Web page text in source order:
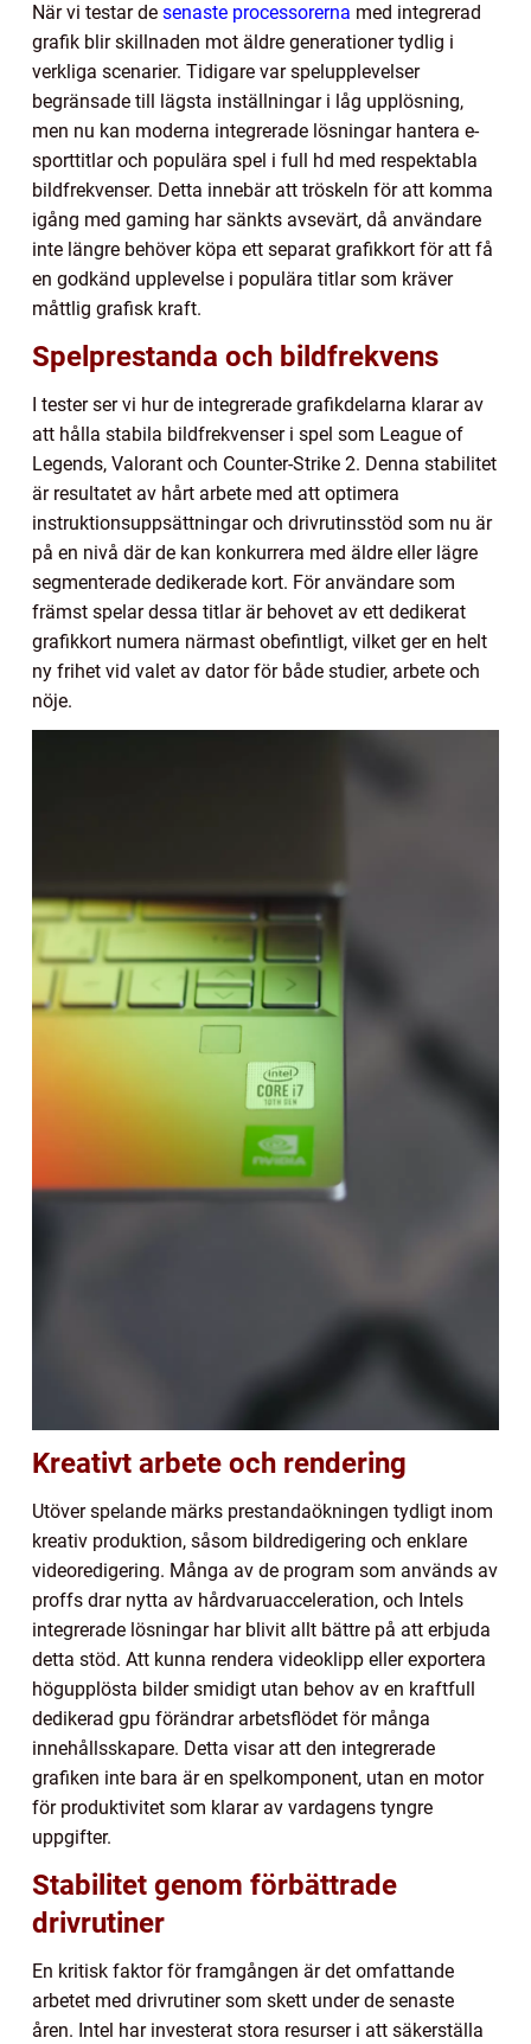
När vi testar de senaste processorerna med integrerad
grafik blir skillnaden mot äldre generationer tydlig i
verkliga scenarier. Tidigare var spelupplevelser
begränsade till lägsta inställningar i låg upplösning,
men nu kan moderna integrerade lösningar hantera e-
sporttitlar och populära spel i full hd med respektabla
bildfrekvenser. Detta innebär att tröskeln för att komma
igång med gaming har sänkts avsevärt, då användare
inte längre behöver köpa ett separat grafikkort för att få
en godkänd upplevelse i populära titlar som kräver
måttlig grafisk kraft.
Spelprestanda och bildfrekvens
I tester ser vi hur de integrerade grafikdelarna klarar av
att hålla stabila bildfrekvenser i spel som League of
Legends, Valorant och Counter-Strike 2. Denna stabilitet
är resultatet av hårt arbete med att optimera
instruktionsuppsättningar och drivrutinsstöd som nu är
på en nivå där de kan konkurrera med äldre eller lägre
segmenterade dedikerade kort. För användare som
främst spelar dessa titlar är behovet av ett dedikerat
grafikkort numera närmast obefintligt, vilket ger en helt
ny frihet vid valet av dator för både studier, arbete och
nöje.
Kreativt arbete och rendering
Utöver spelande märks prestandaökningen tydligt inom
kreativ produktion, såsom bildredigering och enklare
videoredigering. Många av de program som används av
proffs drar nytta av hårdvaruacceleration, och Intels
integrerade lösningar har blivit allt bättre på att erbjuda
detta stöd. Att kunna rendera videoklipp eller exportera
högupplösta bilder smidigt utan behov av en kraftfull
dedikerad gpu förändrar arbetsflödet för många
innehållsskapare. Detta visar att den integrerade
grafiken inte bara är en spelkomponent, utan en motor
för produktivitet som klarar av vardagens tyngre
uppgifter.
Stabilitet genom förbättrade
drivrutiner
En kritisk faktor för framgången är det omfattande
arbetet med drivrutiner som skett under de senaste
åren. Intel har investerat stora resurser i att säkerställa